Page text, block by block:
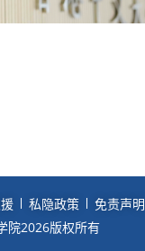
私隐政策 免责声明
院2026版权所有